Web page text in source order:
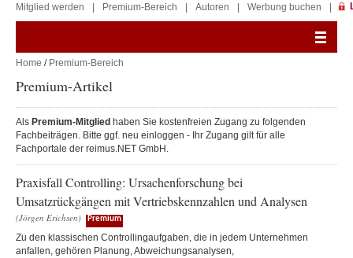
Mitglied werden Premium-Bereich Autoren Werbung buchen
Home / Premium-Bereich
Premium-Artikel
Als Premium-Mitglied haben Sie kostenfreien Zugang zu folgenden
Fachbeiträgen. Bitte ggf. neu einloggen - Ihr Zugang gilt für alle
Fachportale der reimus.NET GmbH.
Praxisfall Controlling: Ursachenforschung bei
Umsatzrückgängen mit Vertriebskennzahlen und Analysen
(Jörgen Erichsen) Premium
Zu den klassischen Controllingaufgaben, die in jedem Unternehmen
anfallen, gehören Planung, Abweichungsanalysen,